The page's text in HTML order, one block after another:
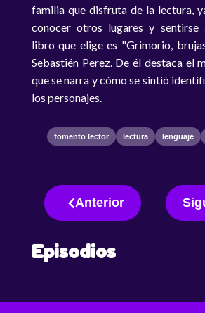
familia que disfruta de la lectura,
conocer otros lugares y sentirse
libro que elige es "Grimorio,
Sebastién Perez. De él destaca el
que se narra y cómo se sintió
los personajes.
fomento lector lectura lenguaje
Anterior
Episodios